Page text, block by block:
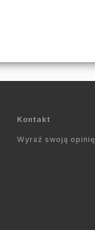
Kontakt
Wyraź swoją opinię